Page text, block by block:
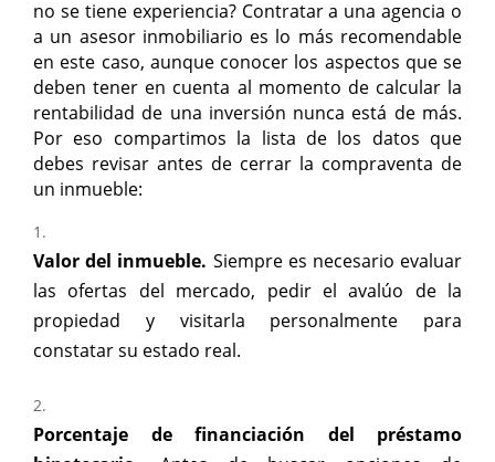
no se tiene experiencia? Contratar a una agencia o
a un asesor inmobiliario es lo más recomendable
en este caso, aunque conocer los aspectos que se
deben tener en cuenta al momento de calcular la
rentabilidad de una inversión nunca está de más.
Por eso compartimos la lista de los datos que
debes revisar antes de cerrar la compraventa de
un inmueble:
Valor del inmueble. Siempre es necesario evaluar
las ofertas del mercado, pedir el avalúo de la
propiedad y visitarla personalmente para
constatar su estado real.
Porcentaje de financiación del préstamo